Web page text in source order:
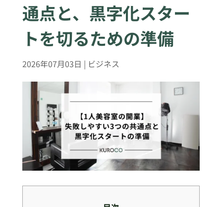
通点と、黒字化スター
トを切るための準備
2026年07月03日 | ビジネス